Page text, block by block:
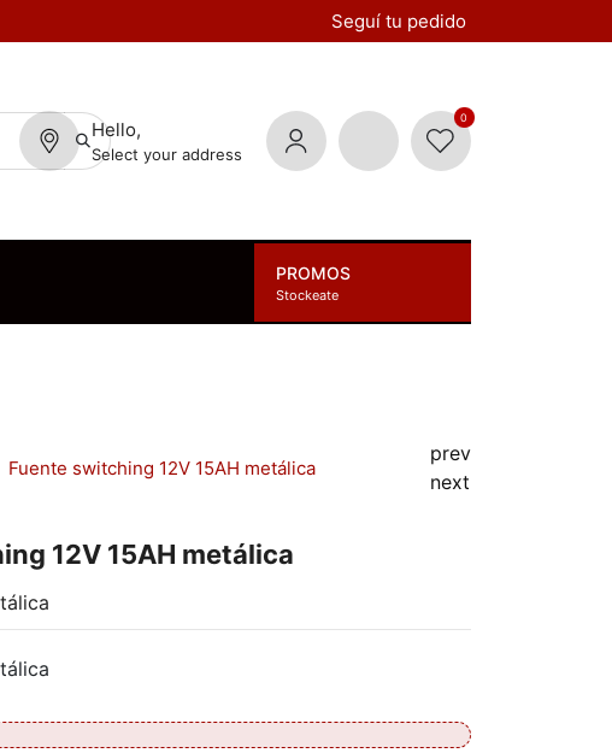
Seguí tu pedido
Hello,
Select your address
0
PROMOS
Stockeate
Fuente switching 12V 15AH metálica
prev
next
12V 15AH metálica